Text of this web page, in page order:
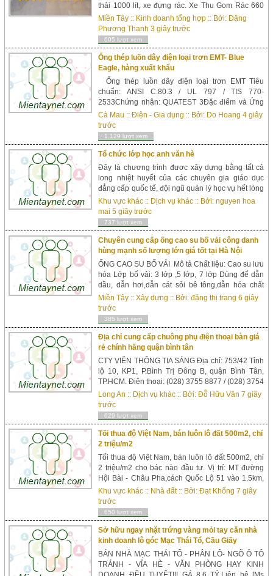
thải 1000 lít, xe đựng rác. Xe Thu Gom Rác 660
Lít 3 Bánh Hơi Nhựa Composite – Kích thước :
1320 *950*1200 mm – Một Ng...
Miền Tây :: Kinh doanh tổng hợp :: Bởi:Đặng
Phương Thanh 3 giây trước
605 lượt xem
Ống thép luồn dây điện loại trơn EMT- Blue
Eagle, hàng xuất khẩu
Ống thép luồn dây điện loại trơn EMT Tiêu
chuẩn: ANSI C.80.3 / UL 797 / TIS 770-
2533Chứng nhận: QUATEST 3Đặc điểm và Ứng
dụng:• Ống thép luồn dây điện EMT là loại ống
thép luồn dây điện loại mỏng, không ren hay còn
gọi là ống trơn.• Với đặc điểm bề mặt trơn nhẵn,
rất thuận ...
Cà Mau ::Điện - Gia dụng :: Bởi: Do Hoang 4 giây
trước
1,129 lượt xem
Tổ chức lớp học anh văn hè
Đây là chương trình đươc xây dựng bằng tất cả
long nhiệt huyết của các chuyên gia giáo dục
đẳng cấp quốc tế, đội ngũ quản lý học vụ hết lòng
yêu trẻ nhằm mang đến một mùa hè tuyệt vời, bổ
ích, phát triển toàn diện: gi&a...
Khu vực khác :: Dịch vụ khác :: Bởi:nguyen hoa
mai 5 giây trước
737 lượt xem
Chuyên cung cấp ống cao su bố vải công danh
hùng mạnh số lượng lớn giá tốt tại Hà Nội
ỐNG CAO SU BỐ VẢI Mô tả Chất liệu: Cao su lưu
hóa Lớp bố vải: 3 lớp ,5 lớp, 7 lớp Dùng để dẫn
dầu, dẫn hơi,dẫn cát sỏi bê tông,dẫn hóa chất
dạng lỏng, dẫn nước chịu áp lực cao,nước
sạch,hóa mỹ phẩm,hút bụi,chịu nhiệt.Dùng trong
các nghành nông nghiệp xây dựng,công
nghiệp,xăng dầu…. Áp lực làm việ...
Miền Tây ::Xây dựng :: Bởi:đặng thị trang 6 giây
trước
385 lượt xem
Địa chỉ cung cấp chuông phụ điện thoại bàn giá
rẻ chính hãng quận bình tân
CTY VIỄN THÔNG TIA SÁNG Địa chỉ: 753/42 Tỉnh
lộ 10, KP1, P.Bình Trị Đông B, quận Bình Tân,
TP.HCM. Điện thoại: (028) 3755 8877 / (028) 3754
3969 Di động: 0913 878 993 / 0917 522 848
Email: sale@vienthongtiasang.vn /
info@vienthongtiasang.vn Web: www.vient...
Long An :: Dịch vụ khác :: Bởi:Đỗ Hữu Vân 7 giây
trước
629 lượt xem
Tối thua độ Việt Nam, bán luôn lô đất 500m2, chỉ
2 triệu/m2
Tối thua độ Việt Nam, bán luôn lô đất 500m2, chỉ
2 triệu/m2 cho bác nào đầu tư. Vị trí: MT đường
Hội Bài - Châu Pha,cách Quốc Lộ 51 vào 1.5km,
cạnh Khu Du Lịch Sinh Thái Núi Dinh. DT: 500m2.
Giá 2 triệu/m2 Vị trí chi tiết cho mấy bác nắm
thông tin: + Cách QL51 vào 1.5km. + MT đường...
Khu vực khác :: Nhà đất:: Bởi:Đạt Khổng 7 giây
trước
650 lượt xem
Sở hữu ngay nhặt trứng vàng mỏi tay căn nhà
kinh doanh lô góc Mạc Thái Tổ, Cầu Giấy
BÁN NHÀ MẠC THÁI TỔ - PHÂN LÔ- NGÕ Ô TÔ
TRÁNH - VỈA HÈ - VĂN PHÒNG HAY KINH